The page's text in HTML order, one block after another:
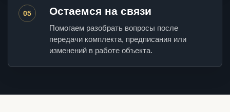
05 Остаемся на связи
Помогаем разобрать вопросы после
передачи комплекта, предписания или
изменений в работе объекта.